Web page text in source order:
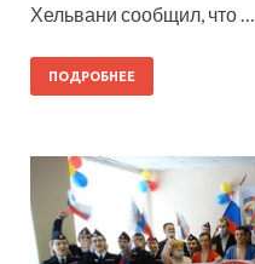
Хельвани сообщил, что …
ПОДРОБНЕЕ